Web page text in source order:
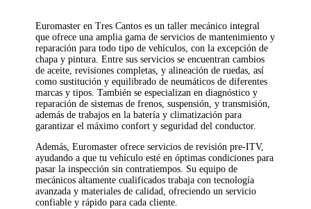
Euromaster en Tres Cantos es un taller mecánico integral
que ofrece una amplia gama de servicios de mantenimiento y
reparación para todo tipo de vehículos, con la excepción de
chapa y pintura. Entre sus servicios se encuentran cambios
de aceite, revisiones completas, y alineación de ruedas, así
como sustitución y equilibrado de neumáticos de diferentes
marcas y tipos. También se especializan en diagnóstico y
reparación de sistemas de frenos, suspensión, y transmisión,
además de trabajos en la batería y climatización para
garantizar el máximo confort y seguridad del conductor.
Además, Euromaster ofrece servicios de revisión pre-ITV,
ayudando a que tu vehículo esté en óptimas condiciones para
pasar la inspección sin contratiempos. Su equipo de
mecánicos altamente cualificados trabaja con tecnología
avanzada y materiales de calidad, ofreciendo un servicio
confiable y rápido para cada cliente.